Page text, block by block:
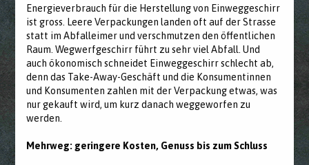
Energieverbrauch für die Herstellung von Einweggeschirr
ist gross. Leere Verpackungen landen oft auf der Strasse
statt im Abfalleimer und verschmutzen den öffentlichen
Raum. Wegwerfgeschirr führt zu sehr viel Abfall. Und
auch ökonomisch schneidet Einweggeschirr schlecht ab,
denn das Take-Away-Geschäft und die Konsumentinnen
und Konsumenten zahlen mit der Verpackung etwas, was
nur gekauft wird, um kurz danach weggeworfen zu
werden.
Mehrweg: geringere Kosten, Genuss bis zum Schluss